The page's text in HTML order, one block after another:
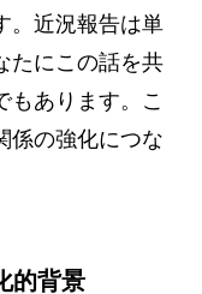
。近況報告は単
たにこの話を共
もあります。こ
係の強化につな
的背景